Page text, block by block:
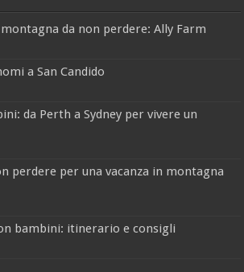
da non perdere: Ally Farm
a San Candido
da Perth a Sydney per vivere un
perdere per una vacanza in montagna
bambini: itinerario e consigli